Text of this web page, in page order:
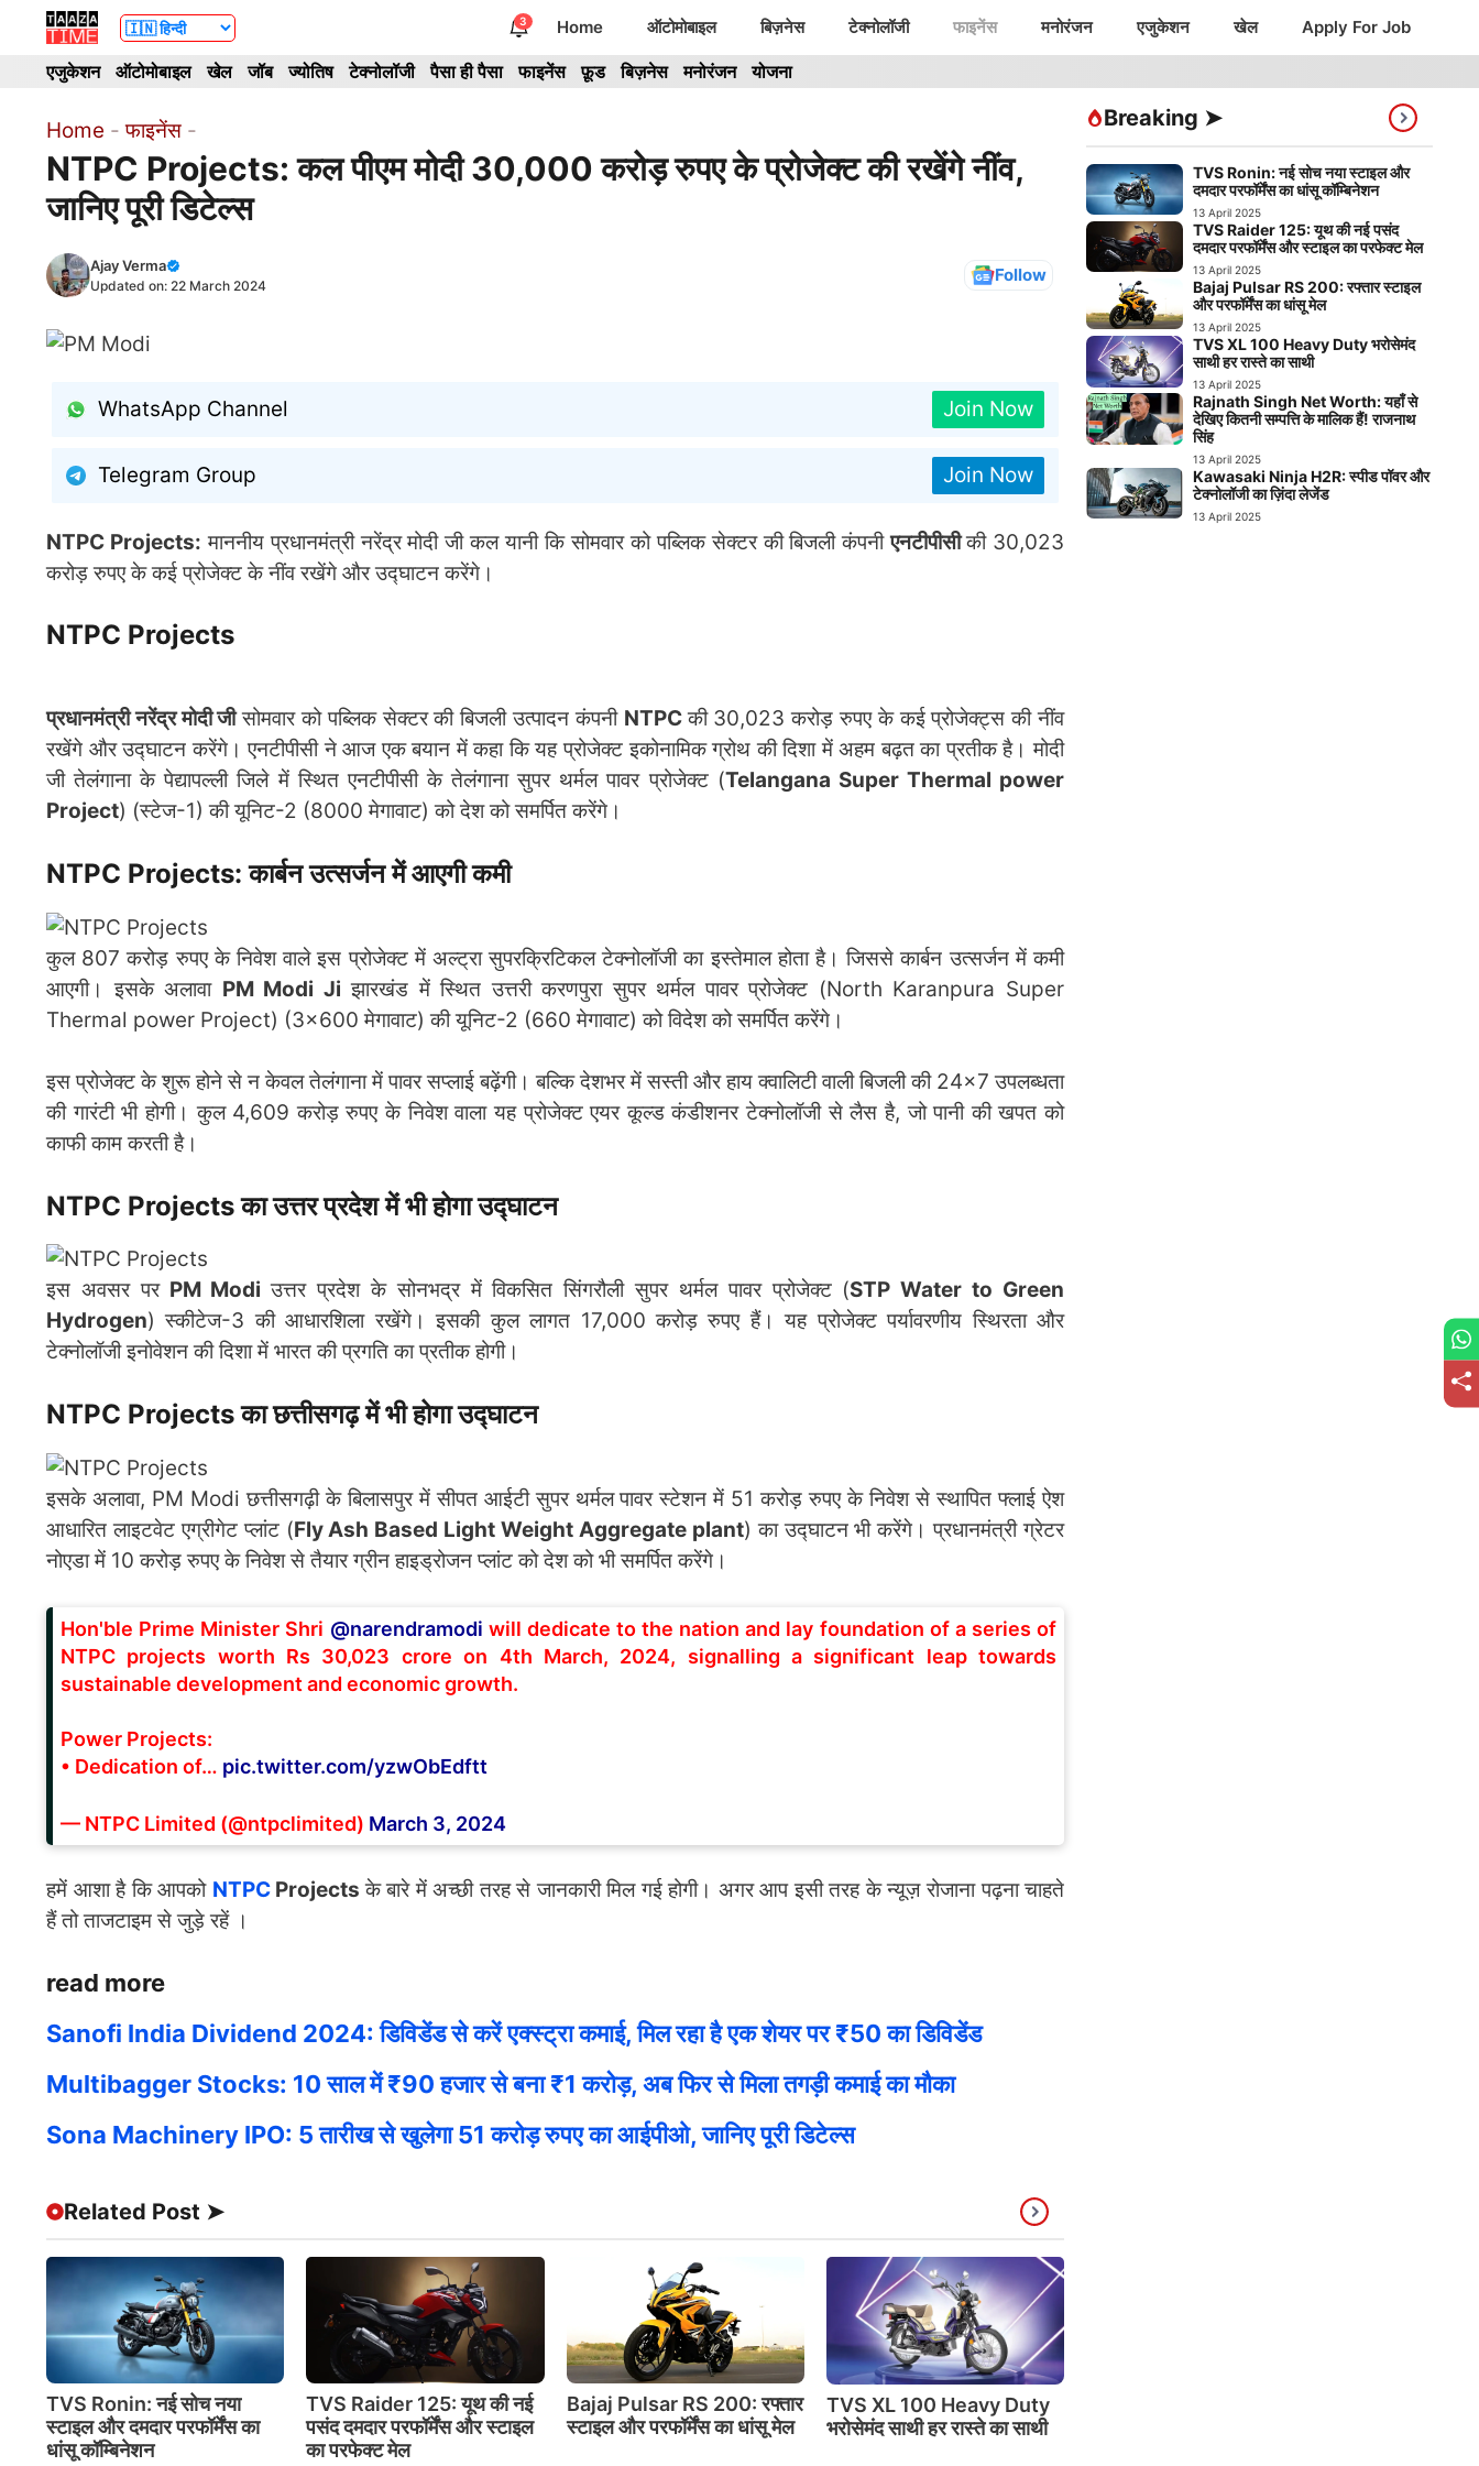
content
3 Home ऑटोमोबाइल बिज़नेस टेक्नोलॉजी फाइनेंस मनोरंजन एजुकेशन खेल Apply For Job
एजुकेशन ऑटोमोबाइल खेल जॉब ज्योतिष टेक्नोलॉजी पैसा ही पैसा फाइनेंस फ़ूड बिज़नेस मनोरंजन योजना
Home -फाइनेंस -
NTPC Projects: कल पीएम मोदी 30,000 करोड़ रुपए के प्रोजेक्ट की रखेंगे नींव,
जानिए पूरी डिटेल्स
Ajay Verma
Updated on: 22 March 2024 Follow
WhatsApp Channel Join Now
Telegram Group Join Now
NTPC Projects: माननीय प्रधानमंत्री नरेंद्र मोदी जी कल यानी कि सोमवार को पब्लिक सेक्टर की बिजली कंपनीएनटीपीसीकी 30,023
करोड़ रुपए के कई प्रोजेक्ट के नींव रखेंगे और उद्घाटन करेंगे।
NTPC Projects
प्रधानमंत्री नरेंद्र मोदी जीसोमवार को पब्लिक सेक्टर की बिजली उत्पादन कंपनी NTPCकी 30,023 करोड़ रुपए के कई प्रोजेक्ट्स की नींव
रखेंगे और उद्घाटन करेंगे। एनटीपीसी ने आज एक बयान में कहा कि यह प्रोजेक्ट इकोनामिक ग्रोथ की दिशा में अहम बढ़त का प्रतीक है। मोदी
जी तेलंगाना के पेद्यापल्ली जिले में स्थित एनटीपीसी के तेलंगाना सुपर थर्मल पावर प्रोजेक्ट (Telangana Super Thermal power
Project) (स्टेज-1) की यूनिट-2 (8000 मेगावाट) को देश को समर्पित करेंगे।
NTPC Projects: कार्बन उत्सर्जन में आएगी कमी
कुल 807 करोड़ रुपए के निवेश वाले इस प्रोजेक्ट में अल्ट्रा सुपरक्रिटिकल टेक्नोलॉजी का इस्तेमाल होता है। जिससे कार्बन उत्सर्जन में कमी
आएगी। इसके अलावा PM Modi Ji झारखंड में स्थित उत्तरी करणपुरा सुपर थर्मल पावर प्रोजेक्ट (North Karanpura Super
Thermal power Project) (3×600 मेगावाट) की यूनिट-2 (660 मेगावाट) को विदेश को समर्पित करेंगे।
इस प्रोजेक्ट के शुरू होने से न केवल तेलंगाना में पावर सप्लाई बढ़ेंगी। बल्कि देशभर में सस्ती और हाय क्वालिटी वाली बिजली की 24×7 उपलब्धता
की गारंटी भी होगी। कुल 4,609 करोड़ रुपए के निवेश वाला यह प्रोजेक्ट एयर कूल्ड कंडीशनर टेक्नोलॉजी से लैस है, जो पानी की खपत को
काफी काम करती है।
NTPC Projects का उत्तर प्रदेश में भी होगा उद्घाटन
इस अवसर परPM Modiउत्तर प्रदेश के सोनभद्र में विकसित सिंगरौली सुपर थर्मल पावर प्रोजेक्ट (STP Water to Green
Hydrogen) स्कीटेज-3 की आधारशिला रखेंगे। इसकी कुल लागत 17,000 करोड़ रुपए हैं। यह प्रोजेक्ट पर्यावरणीय स्थिरता और
टेक्नोलॉजी इनोवेशन की दिशा में भारत की प्रगति का प्रतीक होगी।
NTPC Projects का छत्तीसगढ़ में भी होगा उद्घाटन
इसके अलावा, PM Modi छत्तीसगढ़ी के बिलासपुर में सीपत आईटी सुपर थर्मल पावर स्टेशन में 51 करोड़ रुपए के निवेश से स्थापित फ्लाई ऐश
आधारित लाइटवेट एग्रीगेट प्लांट (Fly Ash Based Light Weight Aggregate plant) का उद्घाटन भी करेंगे। प्रधानमंत्री ग्रेटर
नोएडा में 10 करोड़ रुपए के निवेश से तैयार ग्रीन हाइड्रोजन प्लांट को देश को भी समर्पित करेंगे।
Hon'ble Prime Minister Shri @narendramodi will dedicate to the nation and lay foundation of a series of
NTPC projects worth Rs 30,023 crore on 4th March, 2024, signalling a significant leap towards
sustainable development and economic growth.
Power Projects:
• Dedication of… pic.twitter.com/yzwObEdftt
— NTPC Limited (@ntpclimited) March 3, 2024
हमें आशा है कि आपको NTPC Projectsके बारे में अच्छी तरह से जानकारी मिल गई होगी। अगर आप इसी तरह के न्यूज़ रोजाना पढ़ना चाहते
हैं तो ताजटाइम से जुड़े रहें ।
read more
Sanofi India Dividend 2024: डिविडेंड से करें एक्स्ट्रा कमाई, मिल रहा है एक शेयर पर ₹50 का डिविडेंड
Multibagger Stocks: 10 साल में ₹90 हजार से बना ₹1 करोड़, अब फिर से मिला तगड़ी कमाई का मौका
Sona Machinery IPO: 5 तारीख से खुलेगा 51 करोड़ रुपए का आईपीओ, जानिए पूरी डिटेल्स
Related Post ➤
TVS Ronin: नई सोच नया
स्टाइल और दमदार परफॉर्मेंस का
धांसू कॉम्बिनेशन
TVS Raider 125: यूथ की नई
पसंद दमदार परफॉर्मेंस और स्टाइल
का परफेक्ट मेल
Bajaj Pulsar RS 200: रफ्तार
स्टाइल और परफॉर्मेंस का धांसू मेल
TVS XL 100 Heavy Duty
भरोसेमंद साथी हर रास्ते का साथी
Breaking ➤
TVS Ronin: नई सोच नया स्टाइल और
दमदार परफॉर्मेंस का धांसू कॉम्बिनेशन
13 April 2025
TVS Raider 125: यूथ की नई पसंद
दमदार परफॉर्मेंस और स्टाइल का परफेक्ट मेल
13 April 2025
Bajaj Pulsar RS 200: रफ्तार स्टाइल
और परफॉर्मेंस का धांसू मेल
13 April 2025
TVS XL 100 Heavy Duty भरोसेमंद
साथी हर रास्ते का साथी
13 April 2025
Rajnath Singh Net Worth: यहाँ से
देखिए कितनी सम्पत्ति के मालिक हैं! राजनाथ
सिंह
13 April 2025
Kawasaki Ninja H2R: स्पीड पॉवर और
टेक्नोलॉजी का ज़िंदा लेजेंड
13 April 2025